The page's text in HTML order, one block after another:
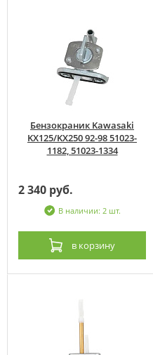
Бензокраник Kawasaki
KX125/KX250 92-98 51023-
1182, 51023-1334
2 340 руб.
В наличии: 2 шт.
в корзину